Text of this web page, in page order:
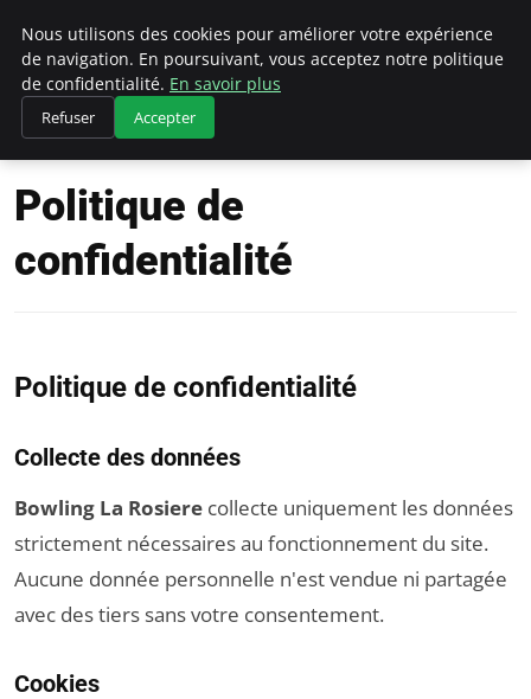
Bowling La Rosiere
Accueil Politique de confidentialité
Politique de
confidentialité
Politique de confidentialité
Collecte des données
Bowling La Rosiere collecte uniquement les données
strictement nécessaires au fonctionnement du site.
Aucune donnée personnelle n'est vendue ni partagée
avec des tiers sans votre consentement.
Cookies
Nous utilisons des cookies pour améliorer votre expérience
de navigation. En poursuivant, vous acceptez notre politique
de confidentialité. En savoir plus
Refuser Accepter